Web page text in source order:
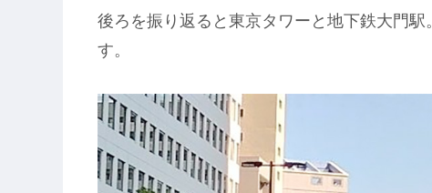
後ろを振り返ると東京タワーと地下鉄大門
す。